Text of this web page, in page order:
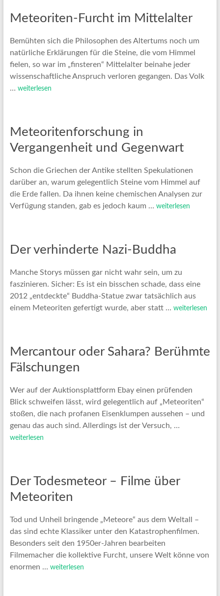
Meteoriten-Furcht im Mittelalter
Bemühten sich die Philosophen des Altertums noch um
natürliche Erklärungen für die Steine, die vom Himmel
fielen, so war im „finsteren“ Mittelalter beinahe jeder
wissenschaftliche Anspruch verloren gegangen. Das Volk
… weiterlesen
Meteoritenforschung in
Vergangenheit und Gegenwart
Schon die Griechen der Antike stellten Spekulationen
darüber an, warum gelegentlich Steine vom Himmel auf
die Erde fallen. Da ihnen keine chemischen Analysen zur
Verfügung standen, gab es jedoch kaum … weiterlesen
Der verhinderte Nazi-Buddha
Manche Storys müssen gar nicht wahr sein, um zu
faszinieren. Sicher: Es ist ein bisschen schade, dass eine
2012 „entdeckte“ Buddha-Statue zwar tatsächlich aus
einem Meteoriten gefertigt wurde, aber statt … weiterlesen
Mercantour oder Sahara? Berühmte
Fälschungen
Wer auf der Auktionsplattform Ebay einen prüfenden
Blick schweifen lässt, wird gelegentlich auf „Meteoriten“
stoßen, die nach profanen Eisenklumpen aussehen – und
genau das auch sind. Allerdings ist der Versuch, …
weiterlesen
Der Todesmeteor – Filme über
Meteoriten
Tod und Unheil bringende „Meteore“ aus dem Weltall –
das sind echte Klassiker unter den Katastrophenfilmen.
Besonders seit den 1950er-Jahren bearbeiten
Filmemacher die kollektive Furcht, unsere Welt könne von
enormen … weiterlesen